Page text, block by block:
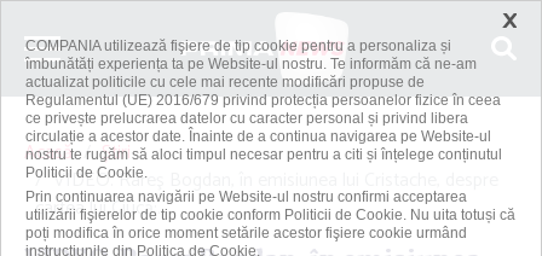
Acasă
Știri
VIDEO. Rareş Bogdan, în emisiunea lui Cristache, despre
cartea lui Ciucă:...
×
COMPANIA utilizează fişiere de tip cookie pentru a personaliza și
îmbunătăți experiența ta pe Website-ul nostru. Te informăm că ne-am
actualizat politicile cu cele mai recente modificări propuse de
Regulamentul (UE) 2016/679 privind protecția persoanelor fizice în ceea
ce privește prelucrarea datelor cu caracter personal și privind libera
circulație a acestor date. Înainte de a continua navigarea pe Website-ul
nostru te rugăm să aloci timpul necesar pentru a citi și înțelege conținutul
Politicii de Cookie.
Prin continuarea navigării pe Website-ul nostru confirmi acceptarea
utilizării fişierelor de tip cookie conform Politicii de Cookie. Nu uita totuși că
poți modifica în orice moment setările acestor fişiere cookie urmând
instrucțiunile din Politica de Cookie.